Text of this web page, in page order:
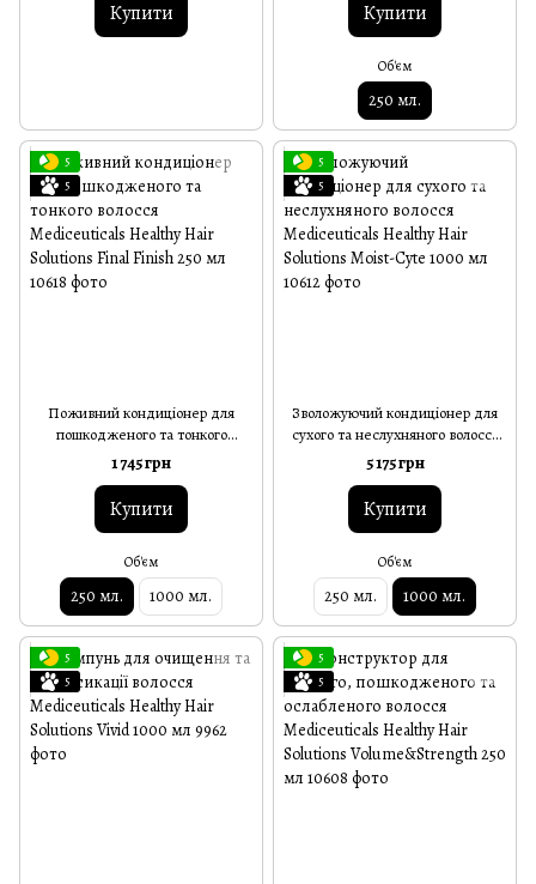
Купити Купити
Об'єм
250 мл.
5
5
Поживний кондиціонер для
пошкодженого та тонкого
волосся Mediceuticals Healthy
Hair Solutions Final Finish 250 мл
1 745 грн
Купити
Об'єм
250 мл. 1000 мл.
5
5
Зволожуючий кондиціонер для
сухого та неслухняного волосся
Mediceuticals Healthy Hair
Solutions Moist-Cyte 1000 мл
5 175 грн
Купити
Об'єм
250 мл. 1000 мл.
5
5
5
5